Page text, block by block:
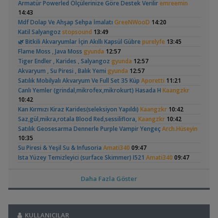
14:01
Akvaryum Tanıtımı
Karidesler Sobo Sf 550f Filtre İçine Kaçabilir MiJoec
Omurgasızlar
Bitkili Akvaryuma İlk Adımsaturday,12:45
Yeni Üye Forumu
👋 Yeni Gelenler Buradan Merhaba Desinwolk23
Yeni Üye Forumu
Büyükşehir Belediyesi Çalışıyor,gece 3 😊MasterChiefHakan
10:09
Yeni Üye Forumu
Bitkili Tankda Led Kullanımıdreamcatcherr,09:15
Işık CO2 ve Ekipmanlar
Dıy - Akvaryum Aydınlatması Hakkında BilgiMinics,01:42
Yeni Üye Forumu
130 Lt 50+ Lepistes İçin8.500 Tl Bütçeli Dışfiltre
00:15
Catappa YetişiyorumRafayel,22:46
Bitki Türleri ve Bakımı
Bitki Türleri ve Bakımı
30x20x20 akvaristsaglam
Apistogramma
Hongsloi Çiftim Ve
Yavruları
(4)
Betta Antuta
Ramshorn Hakkında
Her Şey
Elma Salyangozu
Güncel
Leonardit Zeminli
Akvaryum Kurulumu
37 Litrelik Siyah
Neon Tetra(123)
Red Mangrove
Armatür Powerled Ölçülerinize Göre Destek Veriliremreemin
14:43
Mdf Dolap Ve Ahşap Sehpa İmalatı GreeNWooD 14:20
Katil Salyangoz stopsound 13:49
🌿 Bitkili Akvaryumlar İçin Akıllı Kapsül Gübre purelyfe 13:45
Flame Moss , Java Moss gyunda 12:57
Tiger Endler , Karides , Salyangoz gyunda 12:57
Akvaryum , Su Piresi , Balık Yemi gyunda 12:57
Satılık Mobilyalı Akvaryum Ve Full Set 35 Küp Aporetti 11:21
Canlı Yemler (grindal,mikrofex,mikrokurt) Hasada H Kaangzkr
10:42
Kan Kırmızı Kiraz Karides(seleksiyon Yapıldı) Kaangzkr 10:42
Saz,gül,mikra,rotala Blood Red,sessiliflora,Kaangzkr 10:42
Satılık Geosesarma Dennerle Purple Vampir YengeçArch.Hüseyin
10:35
Su Piresi & Yeşil Su & Infusoria Amati340 09:47
Ista Yüzey Temizleyici (surface Skimmer) I521 Amati340 09:47
Osmocote Akıllı Kapsül Gübre ( 9 Ay Etkili)Amati340
Microfex( Dero Worm) & Sirke KurduAmati34009:47
Dophin C1300 Dış Filtre Sıfırdan Farksız GarantiliFULL RED
MEHMET08:37
Daha Fazla Göster
KULLANICILAR